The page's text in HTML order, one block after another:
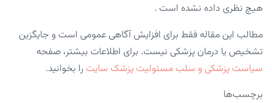
هیچ نظری داده نشده است .
مطالب این مقاله فقط برای افزایش آگاهی عمومی است و جایگزین
تشخیص یا درمان پزشکی نیست. برای اطلاعات بیشتر، صفحه
سیاست پزشکی و سلب مسئولیت پزشک سایت را بخوانید.
برچسب‌ها